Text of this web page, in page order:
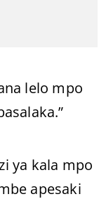
lelo mpo
ya kala mpo
apesaki